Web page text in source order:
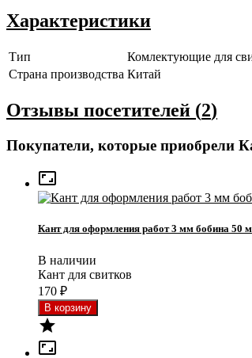
Характеристики
Тип
Комлектующие для
Страна производства Китай
Отзывы посетителей (2)
Покупатели, которые приобрели

Кант для оформления работ 3 мм бобина 50 м
В наличии
Кант для свитков
170 ₽

